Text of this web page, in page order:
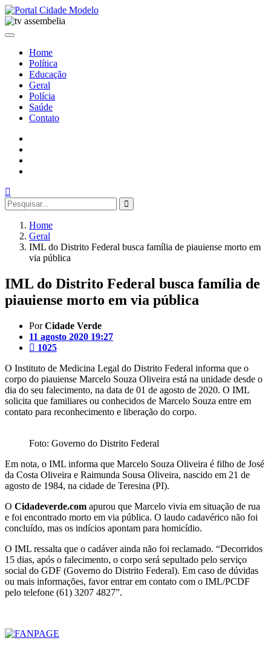
Home
Política
Educação
Geral
Polícia
Saúde
Contato
Home
Geral
IML do Distrito Federal busca família de piauiense morto em
via pública
IML do Distrito Federal busca família de
piauiense morto em via pública
PorCidade Verde
11 agosto 2020 19:27
1025
O Instituto de Medicina Legal do Distrito Federal informa que o
corpo do piauiense Marcelo Souza Oliveira está na unidade desde o
dia do seu falecimento, na data de 01 de agosto de 2020. O IML
solicita que familiares ou conhecidos de Marcelo Souza entre em
contato para reconhecimento e liberação do corpo.
Foto: Governo do Distrito Federal
Em nota, o IML informa que Marcelo Souza Oliveira é filho de José
da Costa Oliveira e Raimunda Sousa Oliveira, nascido em 21 de
agosto de 1984, na cidade de Teresina (PI).
O Cidadeverde.com apurou que Marcelo vivia em situação de rua
e foi encontrado morto em via pública. O laudo cadavérico não foi
concluído, mas os indícios apontam para homicídio.
O IML ressalta que o cadáver ainda não foi reclamado. “Decorridos
15 dias, após o falecimento, o corpo será sepultado pelo serviço
social do GDF (Governo do Distrito Federal). Em caso de dúvidas
ou mais informações, favor entrar em contato com o IML/PCDF
pelo telefone (61) 3207 4827”.